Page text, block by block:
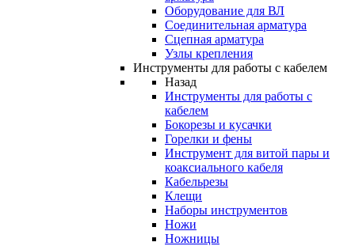
Оборудование для ВЛ
Соединительная арматура
Сцепная арматура
Узлы крепления
Инструменты для работы с кабелем
Назад
Инструменты для работы с
кабелем
Бокорезы и кусачки
Горелки и фены
Инструмент для витой пары и
коаксиального кабеля
Кабельрезы
Клещи
Наборы инструментов
Ножи
Ножницы